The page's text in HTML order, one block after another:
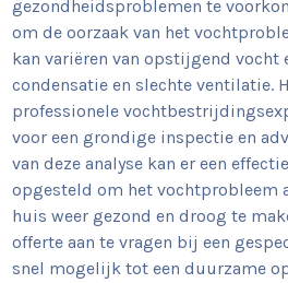
gezondheidsproblemen te
om de oorzaak van het
kan variëren van opstijgend vocht
condensatie en slechte ventilatie.
professionele
voor een grondige inspectie en
van deze analyse kan er een
opgesteld om het vochtprobleem
huis weer gezond en droog te
offerte aan te vragen bij een
snel mogelijk tot een duurzame